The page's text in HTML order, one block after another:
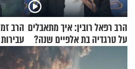
הרב רפאל רובין: איך מתאבלים
על טרגדיה בת אלפיים שנה?
הרב